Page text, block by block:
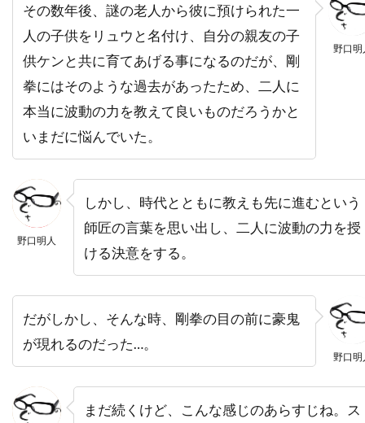
ニコラス・ストーラー
ニコラス・デ・トス
ニコラス・ピレッジ
ニコラ・ジロー
ニコラ・デュヴァル・アダソフスキ
ニッキー・ブロンスキー
ニック・ウェクスラー
ニック・シェンク
ニック・フロスト
ニック・マクリーン
ニック・ムーア
ニック・ラウド
ニック・ロッドウェル
ニュージーランド
ニュートン・トーマス・サイジェル
ニュー・ライン・シネマ
ニール・カントン
ニール・トラヴィス
野口明
その数年後、謎の老人から彼に預けられた一
人の子供をリュウと名付け、自分の親友の子
供ケンと共に育てあげる事になるのだが、剛
拳にはそのような過去があったため、二人に
本当に波動の力を教えて良いものだろうかと
いまだに悩んでいた。
野口明人
しかし、時代とともに教えも先に進むという
師匠の言葉を思い出し、二人に波動の力を授
ける決意をする。
野口明
だがしかし、そんな時、剛拳の目の前に豪鬼
が現れるのだった…。
まだ続くけど、こんな感じのあらすじね。ス